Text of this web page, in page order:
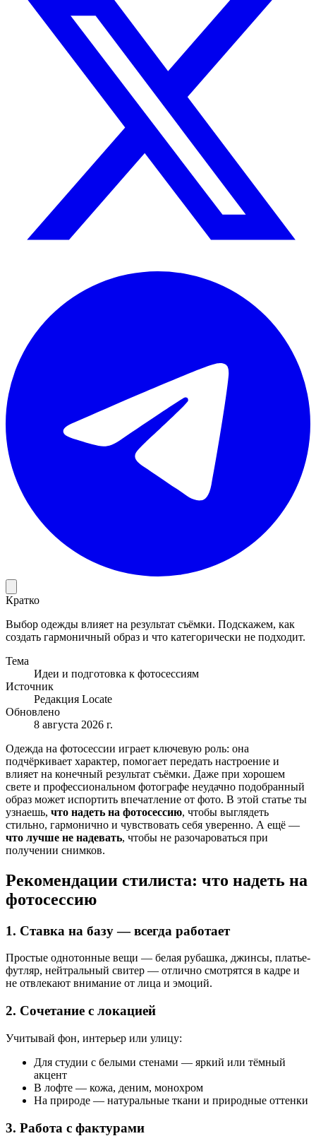
Кратко
Выбор одежды влияет на результат съёмки. Подскажем, как
создать гармоничный образ и что категорически не подходит.
Тема
Идеи и подготовка к фотосессиям
Источник
Редакция Locate
Обновлено
8 августа 2026 г.
Одежда на фотосессии играет ключевую роль: она
подчёркивает характер, помогает передать настроение и
влияет на конечный результат съёмки. Даже при хорошем
свете и профессиональном фотографе неудачно подобранный
образ может испортить впечатление от фото. В этой статье ты
узнаешь, что надеть на фотосессию, чтобы выглядеть
стильно, гармонично и чувствовать себя уверенно. А ещё —
что лучше не надевать, чтобы не разочароваться при
получении снимков.
Рекомендации стилиста: что надеть на
фотосессию
1. Ставка на базу — всегда работает
Простые однотонные вещи — белая рубашка, джинсы, платье-
футляр, нейтральный свитер — отлично смотрятся в кадре и
не отвлекают внимание от лица и эмоций.
2. Сочетание с локацией
Учитывай фон, интерьер или улицу:
Для студии с белыми стенами — яркий или тёмный
акцент
В лофте — кожа, деним, монохром
На природе — натуральные ткани и природные оттенки
3. Работа с фактурами